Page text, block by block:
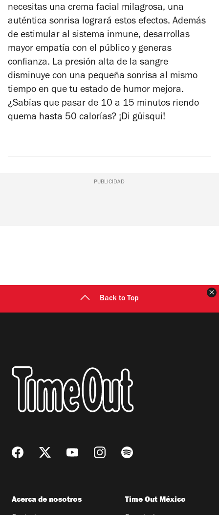
necesitas una crema facial milagrosa, una
auténtica sonrisa logrará estos efectos. Además
de estimular al sistema inmune, desarrollas
mayor empatía con el público y generas
confianza. La presión alta de la sangre
disminuye con una pequeña sonrisa al mismo
tiempo en que tu estado de humor mejora.
¿Sabías que pasar de 10 a 15 minutos riendo
quema hasta 50 calorías? ¡Di güisqui!
PUBLICIDAD
Back to Top
Acerca de nosotros Time Out México